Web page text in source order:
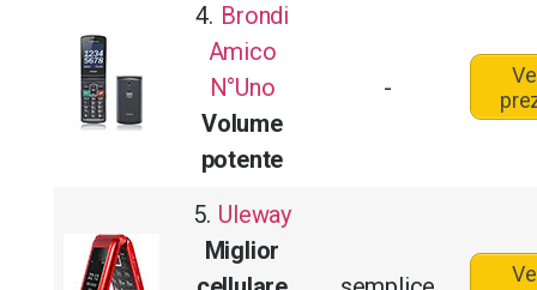
4. Brondi
Amico
N°Uno
Volume
potente
-
5. Uleway
Miglior